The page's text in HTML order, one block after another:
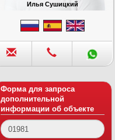
Илья Сушицкий
Форма для запроса
дополнительной
информации об объекте